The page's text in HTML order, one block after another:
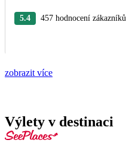
5.4
457 hodnocení zákazníků
zobrazit více
Výlety v destinaci